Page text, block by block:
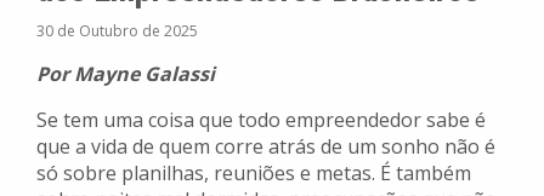
30 de Outubro de 2025
Por Mayne Galassi
Se tem uma coisa que todo empreendedor sabe é
que a vida de quem corre atrás de um sonho não é
só sobre planilhas, reuniões e metas. É também